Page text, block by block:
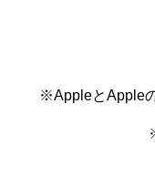
※AppleとApple